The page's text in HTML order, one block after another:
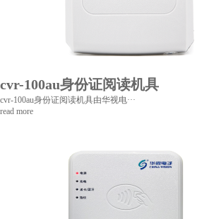
cvr-100au身份证阅读机具
cvr-100au身份证阅读机具由华视电···
read more